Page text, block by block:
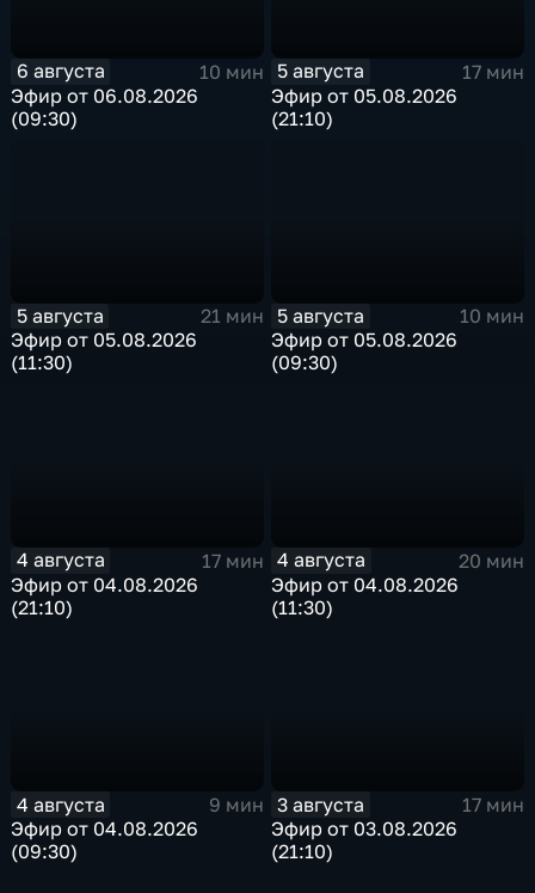
6 августа
10 мин
Эфир от 06.08.2026
(09:30)
5 августа
17 мин
Эфир от 05.08.2026
(21:10)
5 августа
21 мин
Эфир от 05.08.2026
(11:30)
5 августа
10 мин
Эфир от 05.08.2026
(09:30)
4 августа
17 мин
Эфир от 04.08.2026
(21:10)
4 августа
20 мин
Эфир от 04.08.2026
(11:30)
4 августа
9 мин
Эфир от 04.08.2026
(09:30)
3 августа
17 мин
Эфир от 03.08.2026
(21:10)